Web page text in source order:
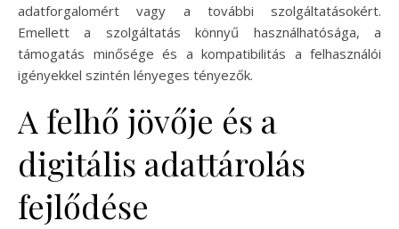
adatforgalomért vagy a további szolgáltatásokért.
Emellett a szolgáltatás könnyű használhatósága, a
támogatás minősége és a kompatibilitás a felhasználói
igényekkel szintén lényeges tényezők.
A felhő jövője és a
digitális adattárolás
fejlődése